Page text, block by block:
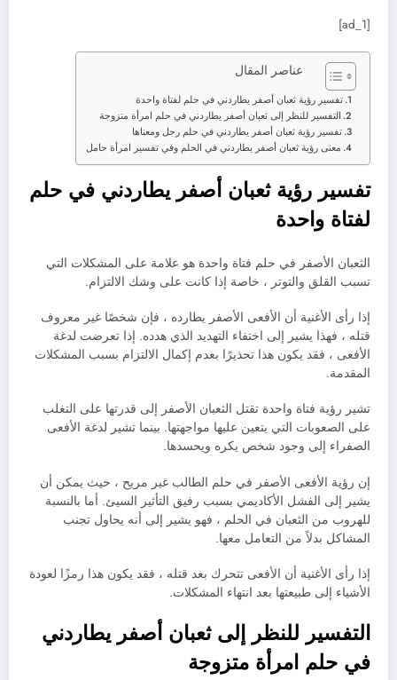
[ad_1]
عناصر المقال
تفسير رؤية ثعبان أصفر يطاردني في حلم لفتاة واحدة
التفسير للنظر إلى ثعبان أصفر يطاردني في حلم امرأة متزوجة
تفسير رؤية ثعبان أصفر يطاردني في حلم رجل ومعناها
معنى رؤية ثعبان أصفر يطاردني في الحلم وفي تفسير امرأة حامل
تفسير رؤية ثعبان أصفر يطاردني في حلم
لفتاة واحدة
الثعبان الأصفر في حلم فتاة واحدة هو علامة على المشكلات التي
تسبب القلق والتوتر ، خاصة إذا كانت على وشك الالتزام.
إذا رأى الأغنية أن الأفعى الأصفر يطارده ، فإن شخصًا غير معروف
قتله ، فهذا يشير إلى اختفاء التهديد الذي هدده. إذا تعرضت لدغة
الأفعى ، فقد يكون هذا تحذيرًا بعدم إكمال الالتزام بسبب المشكلات
المقدمة.
تشير رؤية فتاة واحدة تقتل الثعبان الأصفر إلى قدرتها على التغلب
على الصعوبات التي يتعين عليها مواجهتها. بينما تشير لدغة الأفعى
الصفراء إلى وجود شخص يكره ويحسدها.
إن رؤية الأفعى الأصفر في حلم الطالب غير مريح ، حيث يمكن أن
يشير إلى الفشل الأكاديمي بسبب رفيق التأثير السيئ. أما بالنسبة
للهروب من الثعبان في الحلم ، فهو يشير إلى أنه يحاول تجنب
المشاكل بدلاً من التعامل معها.
إذا رأى الأغنية أن الأفعى تتحرك بعد قتله ، فقد يكون هذا رمزًا لعودة
الأشياء إلى طبيعتها بعد انتهاء المشكلات.
التفسير للنظر إلى ثعبان أصفر يطاردني
في حلم امرأة متزوجة